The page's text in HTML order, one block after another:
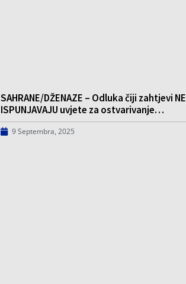
SAHRANE/DŽENAZE – Odluka čiji zahtjevi NE
ISPUNJAVAJU uvjete za ostvarivanje…
9 Septembra, 2025